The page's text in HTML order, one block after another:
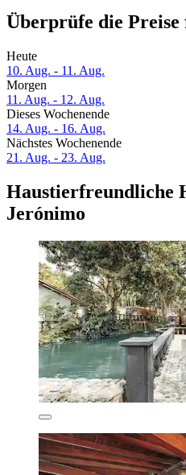
Überprüfe die Preise
Heute
10. Aug. - 11. Aug.
Morgen
11. Aug. - 12. Aug.
Dieses Wochenende
14. Aug. - 16. Aug.
Nächstes Wochenende
21. Aug. - 23. Aug.
Haustierfreundliche
Jerónimo